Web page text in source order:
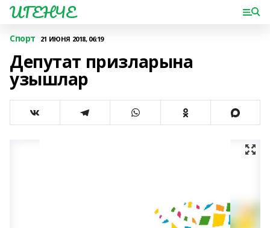
ИГЕНЧЕ
Спорт 21 ИЮНЯ 2018, 06:19
Депутат призларына
узышлар